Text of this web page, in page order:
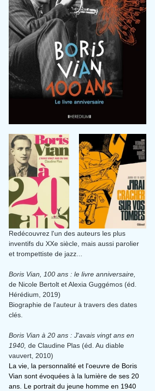
Redécouvrez l'un des auteurs les plus
inventifs du XXe siècle, mais aussi parolier
et trompettiste de jazz...
Boris Vian, 100 ans : le livre anniversaire,
de Nicole Bertolt et Alexia Guggémos (éd.
Hérédium, 2019)
Biographie de l'auteur à travers des dates
clés.
Boris Vian à 20 ans : J'avais vingt ans en
1940, de Claudine Plas (éd. Au diable
vauvert, 2010)
La vie, la personnalité et l'oeuvre de Boris
Vian sont évoquées à la lumière de ses 20
ans. Le portrait du jeune homme en 1940